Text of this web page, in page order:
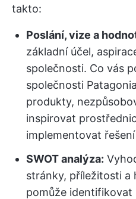
takto:
Poslání, vize a
základní účel,
společnosti. Co vás
společnosti
produkty,
inspirovat
implementovat
SWOT analýza:
stránky, příležitosti a
pomůže